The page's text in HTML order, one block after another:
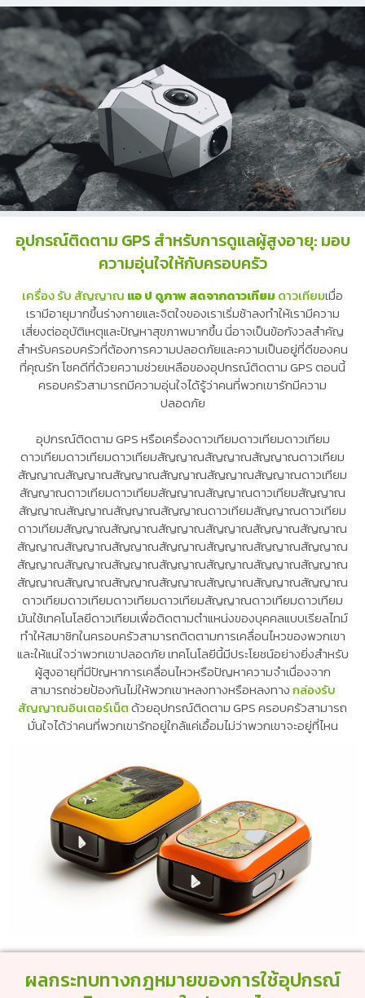
อุปกรณ์ติดตาม GPS สำหรับการดูแลผู้สูงอายุ: มอบ
ความอุ่นใจให้กับครอบครัว
เครื่อง รับ สัญญาณ แอ ป ดูภาพ สดจากดาวเทียม ดาวเทียมเมื่อ
เรามีอายุมากขึ้นร่างกายและจิตใจของเราเริ่มช้าลงทำให้เรามีความ
เสี่ยงต่ออุบัติเหตุและปัญหาสุขภาพมากขึ้น นี่อาจเป็นข้อกังวลสำคัญ
สำหรับครอบครัวที่ต้องการความปลอดภัยและความเป็นอยู่ที่ดีของคน
ที่คุณรัก โชคดีที่ด้วยความช่วยเหลือของอุปกรณ์ติดตาม GPS ตอนนี้
ครอบครัวสามารถมีความอุ่นใจได้รู้ว่าคนที่พวกเขารักมีความ
ปลอดภัย
อุปกรณ์ติดตาม GPS หรือเครื่องดาวเทียมดาวเทียมดาวเทียม
ดาวเทียมดาวเทียมดาวเทียมสัญญาณสัญญาณสัญญาณดาวเทียม
สัญญาณสัญญาณสัญญาณสัญญาณสัญญาณสัญญาณดาวเทียม
สัญญาณดาวเทียมดาวเทียมสัญญาณสัญญาณดาวเทียมสัญญาณ
สัญญาณสัญญาณสัญญาณสัญญาณดาวเทียมสัญญาณดาวเทียม
ดาวเทียมสัญญาณสัญญาณสัญญาณสัญญาณสัญญาณสัญญาณ
สัญญาณสัญญาณสัญญาณสัญญาณสัญญาณสัญญาณสัญญาณ
สัญญาณสัญญาณสัญญาณสัญญาณสัญญาณสัญญาณสัญญาณ
สัญญาณสัญญาณสัญญาณสัญญาณสัญญาณสัญญาณสัญญาณ
ดาวเทียมดาวเทียมดาวเทียมดาวเทียมสัญญาณดาวเทียมดาวเทียม
มันใช้เทคโนโลยีดาวเทียมเพื่อติดตามตำแหน่งของบุคคลแบบเรียลไทม์
ทำให้สมาชิกในครอบครัวสามารถติดตามการเคลื่อนไหวของพวกเขา
และให้แน่ใจว่าพวกเขาปลอดภัย เทคโนโลยีนี้มีประโยชน์อย่างยิ่งสำหรับ
ผู้สูงอายุที่มีปัญหาการเคลื่อนไหวหรือปัญหาความจำเนื่องจาก
สามารถช่วยป้องกันไม่ให้พวกเขาหลงทางหรือหลงทางกล่องรับ
สัญญาณอินเตอร์เน็ตด้วยอุปกรณ์ติดตาม GPS ครอบครัวสามารถ
มั่นใจได้ว่าคนที่พวกเขารักอยู่ใกล้แค่เอื้อมไม่ว่าพวกเขาจะอยู่ที่ไหน
ผลกระทบทางกฎหมายของการใช้อุปกรณ์